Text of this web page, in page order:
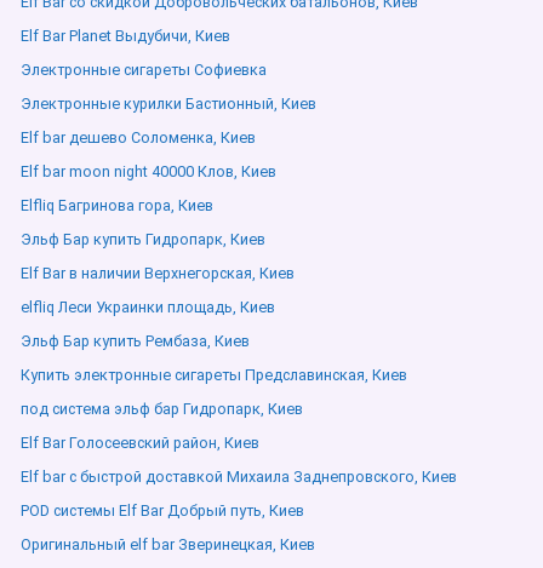
Elf Bar Planet Выдубичи, Киев
Электронные сигареты Софиевка
Электронные курилки Бастионный, Киев
Elf bar дешево Соломенка, Киев
Elf bar moon night 40000 Клов, Киев
Elfliq Багринова гора, Киев
Эльф Бар купить Гидропарк, Киев
Elf Bar в наличии Верхнегорская, Киев
elfliq Леси Украинки площадь, Киев
Эльф Бар купить Рембаза, Киев
Купить электронные сигареты Предславинская, Киев
под система эльф бар Гидропарк, Киев
Elf Bar Голосеевский район, Киев
Elf bar с быстрой доставкой Михаила Заднепровского, Киев
POD системы Elf Bar Добрый путь, Киев
Оригинальный elf bar Зверинецкая, Киев